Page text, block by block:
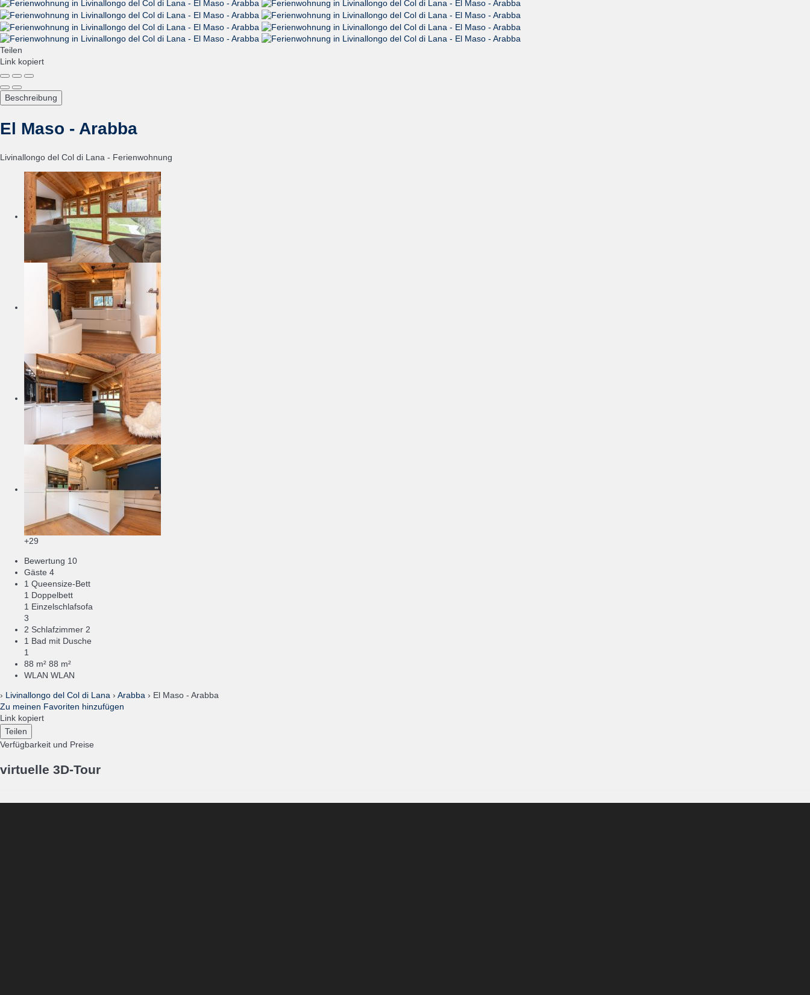
Teilen
Link kopiert
Beschreibung
El Maso - Arabba
Livinallongo del Col di Lana - Ferienwohnung
+29
Bewertung 10
Gäste 4
1 Queensize-Bett
1 Doppelbett
1 Einzelschlafsofa
3
2 Schlafzimmer 2
1 Bad mit Dusche
1
88 m² 88 m²
WLAN WLAN
› Livinallongo del Col di Lana › Arabba › El Maso - Arabba
Zu meinen Favoriten hinzufügen
Link kopiert
Teilen
Verfügbarkeit und Preise
virtuelle 3D-Tour